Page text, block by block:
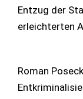
Entzug der
erleichterten
Roman